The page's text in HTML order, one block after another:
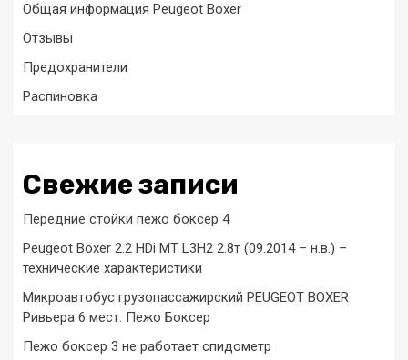
Общая информация Peugeot Boxer
Отзывы
Предохранители
Распиновка
Свежие записи
Передние стойки пежо боксер 4
Peugeot Boxer 2.2 HDi MT L3H2 2.8т (09.2014 – н.в.) –
технические характеристики
Микроавтобус грузопассажирский PEUGEOT BOXER
Ривьера 6 мест. Пежо Боксер
Пежо боксер 3 не работает спидометр